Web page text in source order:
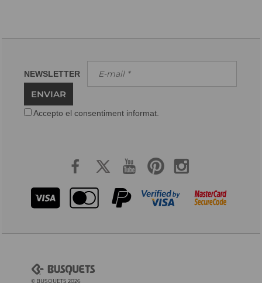
NEWSLETTER
ENVIAR
Accepto el consentiment informat.
© BUSQUETS 2026